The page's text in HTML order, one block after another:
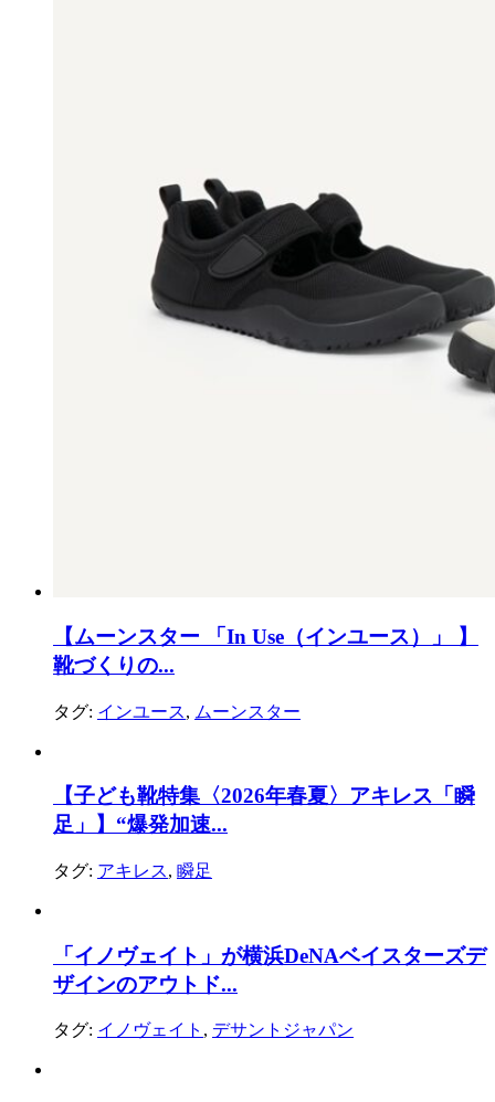
【ムーンスター 「In Use（インユース）」 】
靴づくりの...
タグ: インユース, ムーンスター
【子ども靴特集〈2026年春夏〉アキレス「瞬
足」】“爆発加速...
タグ: アキレス, 瞬足
「イノヴェイト」が横浜DeNAベイスターズデ
ザインのアウトド...
タグ: イノヴェイト , デサントジャパン